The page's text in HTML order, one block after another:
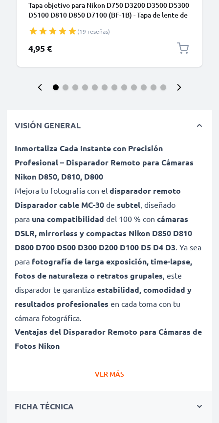
Tapa objetivo para Nikon D750 D3200 D3500 D5300
D5100 D810 D850 D7100 (BF-1B) - Tapa de lente de
Funda antigolpes para lentes de cámara
(19 reseñas)
4,95 €
VISIÓN GENERAL
Inmortaliza Cada Instante con Precisión
Profesional – Disparador Remoto para Cámaras
Nikon D850, D810, D800
Mejora tu fotografía con el disparador remoto
Disparador cable MC-30 de subtel, diseñado
para una compatibilidad del 100 % con cámaras
DSLR, mirrorless y compactas Nikon D850 D810
D800 D700 D500 D300 D200 D100 D5 D4 D3. Ya sea
para fotografía de larga exposición, time-lapse,
fotos de naturaleza o retratos grupales, este
disparador te garantiza estabilidad, comodidad y
resultados profesionales en cada toma con tu
cámara fotográfica.
Ventajas del Disparador Remoto para Cámaras de
Fotos Nikon
generar desenfoques. Con este
VER MÁS
FICHA TÉCNICA